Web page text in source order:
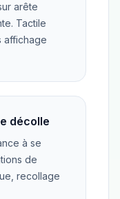
arête
Tactile
affichage
décolle
à se
de
recollage